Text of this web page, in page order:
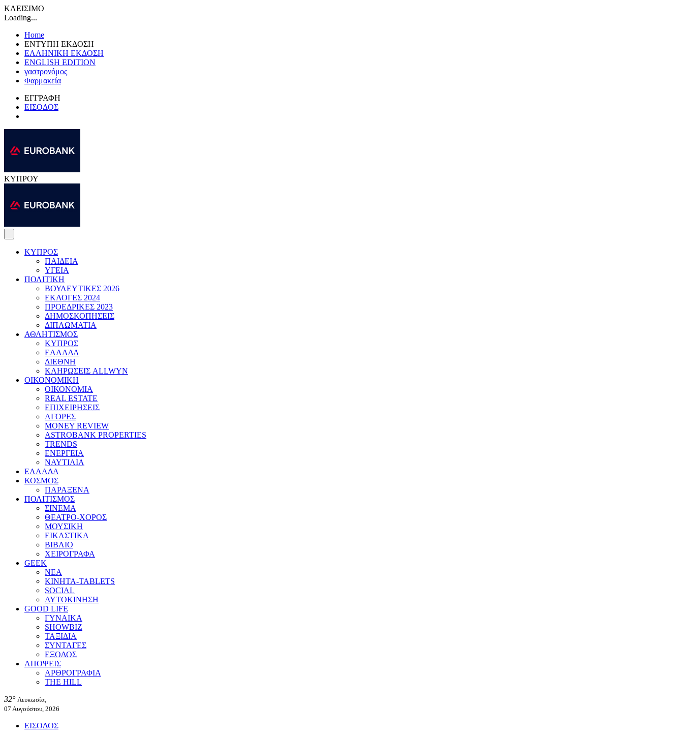
ΚΛΕΙΣΙΜΟ
Loading...
Home
ΕΝΤΥΠΗ ΕΚΔΟΣΗ
ΕΛΛΗΝΙΚΗ ΕΚΔΟΣΗ
ENGLISH EDITION
γαστρονόμος
Φαρμακεία
ΕΓΓΡΑΦΗ
ΕΙΣΟΔΟΣ
ΚΥΠΡΟΥ
ΚΥΠΡΟΣ
ΠΑΙΔΕΙΑ
ΥΓΕΙΑ
ΠΟΛΙΤΙΚΗ
ΒΟΥΛΕΥΤΙΚΕΣ 2026
ΕΚΛΟΓΕΣ 2024
ΠΡΟΕΔΡΙΚΕΣ 2023
ΔΗΜΟΣΚΟΠΗΣΕΙΣ
ΔΙΠΛΩΜΑΤΙΑ
ΑΘΛΗΤΙΣΜΟΣ
ΚΥΠΡΟΣ
ΕΛΛΑΔΑ
ΔΙΕΘΝΗ
ΚΛΗΡΩΣΕΙΣ ALLWYN
ΟΙΚΟΝΟΜΙΚΗ
ΟΙΚΟΝΟΜΙΑ
REAL ESTATE
ΕΠΙΧΕΙΡΗΣΕΙΣ
ΑΓΟΡΕΣ
MONEY REVIEW
ASTROBANK PROPERTIES
TRENDS
ΕΝΕΡΓΕΙΑ
ΝΑΥΤΙΛΙΑ
ΕΛΛΑΔΑ
ΚΟΣΜΟΣ
ΠΑΡΑΞΕΝΑ
ΠΟΛΙΤΙΣΜΟΣ
ΣΙΝΕΜΑ
ΘΕΑΤΡΟ-ΧΟΡΟΣ
ΜΟΥΣΙΚΗ
ΕΙΚΑΣΤΙΚΑ
ΒΙΒΛΙΟ
ΧΕΙΡΟΓΡΑΦΑ
GEEK
ΝΕΑ
ΚΙΝΗΤΑ-TABLETS
SOCIAL
ΑΥΤΟΚΙΝΗΣΗ
GOOD LIFE
ΓΥΝΑΙΚΑ
SHOWBIZ
ΤΑΞΙΔΙΑ
ΣΥΝΤΑΓΕΣ
ΕΞΟΔΟΣ
ΑΠΟΨΕΙΣ
ΑΡΘΡΟΓΡΑΦΙΑ
THE HILL
32° Λευκωσία,
07 Αυγούστου, 2026
ΕΙΣΟΔΟΣ